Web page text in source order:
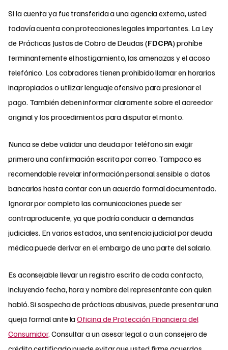
Si la cuenta ya fue transferida a una agencia externa, usted
todavía cuenta con protecciones legales importantes. La Ley
de Prácticas Justas de Cobro de Deudas (FDCPA) prohíbe
terminantemente el hostigamiento, las amenazas y el acoso
telefónico. Los cobradores tienen prohibido llamar en horarios
inapropiados o utilizar lenguaje ofensivo para presionar el
pago. También deben informar claramente sobre el acreedor
original y los procedimientos para disputar el monto.
Nunca se debe validar una deuda por teléfono sin exigir
primero una confirmación escrita por correo. Tampoco es
recomendable revelar información personal sensible o datos
bancarios hasta contar con un acuerdo formal documentado.
Ignorar por completo las comunicaciones puede ser
contraproducente, ya que podría conducir a demandas
judiciales. En varios estados, una sentencia judicial por deuda
médica puede derivar en el embargo de una parte del salario.
Es aconsejable llevar un registro escrito de cada contacto,
incluyendo fecha, hora y nombre del representante con quien
habló. Si sospecha de prácticas abusivas, puede presentar una
queja formal ante laOficina de Protección Financiera del
Consumidor. Consultar a un asesor legal o a un consejero de